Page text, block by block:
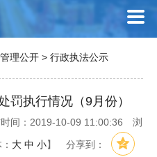
管理公开 > 行政执法公示
罚执行情况（9月份）
间：2019-10-09 11:00:36 浏
大 中 小】 分享到：